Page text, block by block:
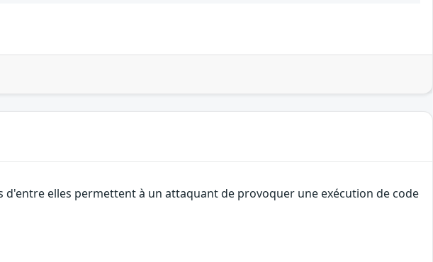
elles permettent à un attaquant de provoquer une exécution de code